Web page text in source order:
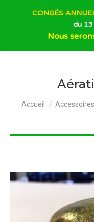
Vous êtes ici :
Accueil Accessoires
CONGÉS
du 13
Nous